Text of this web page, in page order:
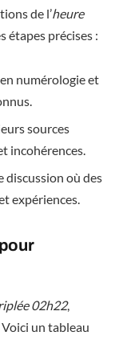
de l’heure
étapes précises :
numérologie et
sources
incohérences.
discussion où des
expériences.
02h22,
Voici un tableau